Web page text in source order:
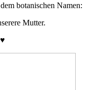
botanischen Namen:
Mutter.